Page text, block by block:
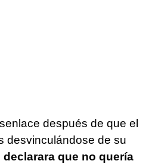
después de que el
desvinculándose de su
declarara que no quería